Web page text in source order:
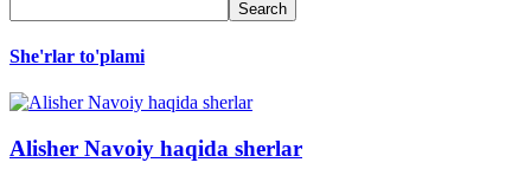
She'rlar to'plami
Alisher Navoiy haqida sherlar